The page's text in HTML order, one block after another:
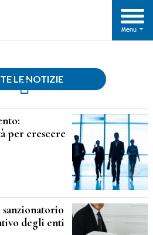
LE NOTIZIE
per crescere
degli enti